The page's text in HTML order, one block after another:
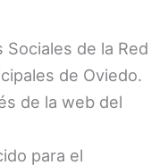
de la Red
de Oviedo.
de la web del
para el